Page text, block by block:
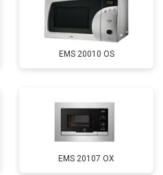
EMS 20010 OS
EMS 20107 OX